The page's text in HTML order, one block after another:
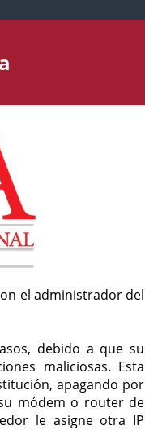
el administrador del
debido a que su
maliciosas. Esta
apagando por
módem o router de
le asigne otra IP